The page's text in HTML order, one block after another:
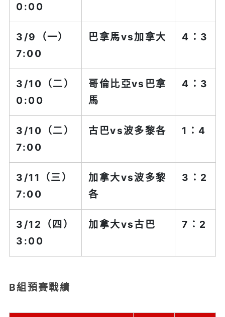
0:00
3/9（一）
7:00
巴拿馬vs加拿大 4：3
3/10（二）
0:00
哥倫比亞vs巴拿
馬
4：3
3/10（二）
7:00
古巴vs波多黎各 1：4
3/11（三）
7:00
加拿大vs波多黎
各
3：2
3/12（四）
3:00
加拿大vs古巴 7：2
B組預賽戰績